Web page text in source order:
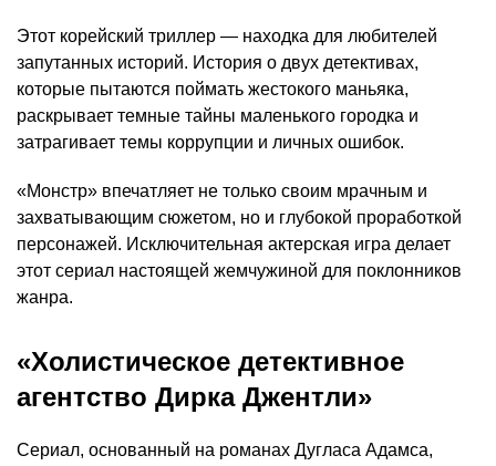
Этот корейский триллер — находка для любителей
запутанных историй. История о двух детективах,
которые пытаются поймать жестокого маньяка,
раскрывает темные тайны маленького городка и
затрагивает темы коррупции и личных ошибок.
«Монстр» впечатляет не только своим мрачным и
захватывающим сюжетом, но и глубокой проработкой
персонажей. Исключительная актерская игра делает
этот сериал настоящей жемчужиной для поклонников
жанра.
«Холистическое детективное
агентство Дирка Джентли»
Сериал, основанный на романах Дугласа Адамса,